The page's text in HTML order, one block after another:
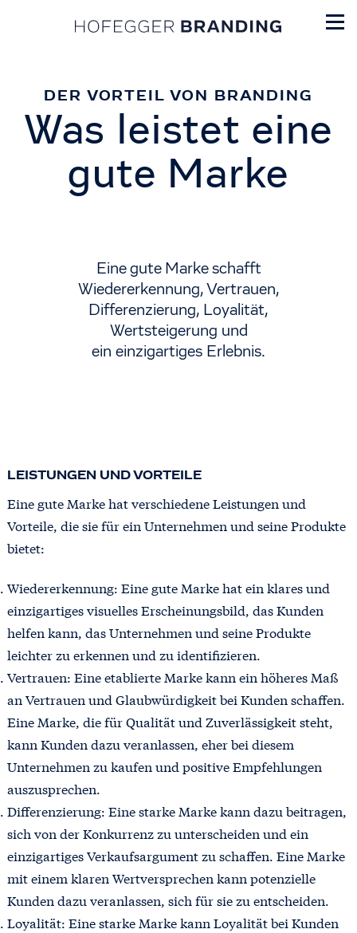
Was leistet eine
gute Marke
DER VORTEIL VON BRANDING
Eine gute Marke schafft
Wiedererkennung, Vertrauen,
Differenzierung, Loyalität,
Wertsteigerung und
ein einzigartiges Erlebnis.
LEISTUNGEN UND VORTEILE
Eine gute Marke hat verschiedene Leistungen und
Vorteile, die sie für ein Unternehmen und seine Produkte
bietet:
Wiedererkennung: Eine gute Marke hat ein klares und
einzigartiges visuelles Erscheinungsbild, das Kunden
helfen kann, das Unternehmen und seine Produkte
leichter zu erkennen und zu identifizieren.
Vertrauen: Eine etablierte Marke kann ein höheres Maß
an Vertrauen und Glaubwürdigkeit bei Kunden schaffen.
Eine Marke, die für Qualität und Zuverlässigkeit steht,
kann Kunden dazu veranlassen, eher bei diesem
Unternehmen zu kaufen und positive Empfehlungen
auszusprechen.
Differenzierung: Eine starke Marke kann dazu beitragen,
sich von der Konkurrenz zu unterscheiden und ein
einzigartiges Verkaufsargument zu schaffen. Eine Marke
mit einem klaren Wertversprechen kann potenzielle
Kunden dazu veranlassen, sich für sie zu entscheiden.
Loyalität: Eine starke Marke kann Loyalität bei Kunden